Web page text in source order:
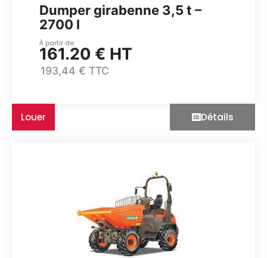
Dumper girabenne 3,5 t –
2700 l
À partir de
161.20 € HT
193,44 € TTC
Louer Détails